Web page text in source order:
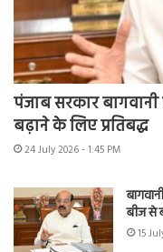
पंजाब सरकार
बढ़ाने के लिए प्रतिबद्ध
24 July 2026 - 1:45 PM
बीज से
15